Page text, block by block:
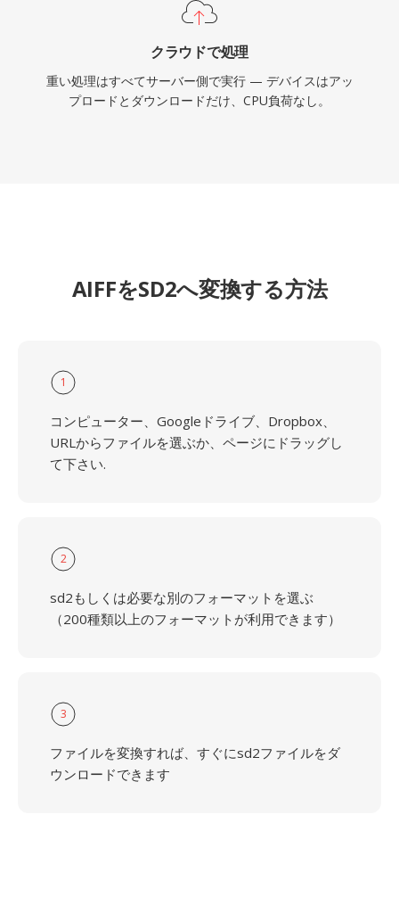
クラウドで処理
重い処理はすべてサーバー側で実行 — デバイスはアッ
プロードとダウンロードだけ、CPU負荷なし。
AIFFをSD2へ変換する方法
1
コンピューター、Googleドライブ、Dropbox、
URLからファイルを選ぶか、ページにドラッグし
て下さい.
2
sd2もしくは必要な別のフォーマットを選ぶ
（200種類以上のフォーマットが利用できます）
3
ファイルを変換すれば、すぐにsd2ファイルをダ
ウンロードできます